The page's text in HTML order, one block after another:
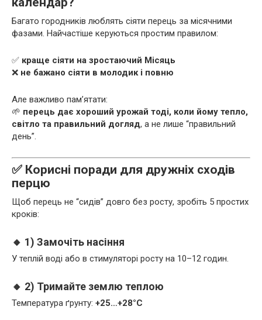
Багато городників люблять сіяти перець за місячними
фазами. Найчастіше керуються простим правилом:
✅ краще сіяти на зростаючий Місяць
❌ не бажано сіяти в молодик і повню
Але важливо пам’ятати:
🌱 перець дає хороший урожай тоді, коли йому тепло,
світло та правильний догляд, а не лише “правильний
день”.
✅ Корисні поради для дружніх сходів
перцю
Щоб перець не “сидів” довго без росту, зробіть 5 простих
кроків:
🔸 1) Замочіть насіння
У теплій воді або в стимуляторі росту на 10–12 годин.
🔸 2) Тримайте землю теплою
Температура ґрунту: +25…+28°C